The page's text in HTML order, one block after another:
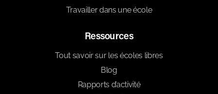
Travailler dans une école
Ressources
Tout savoir sur les écoles libres
Blog
Rapports d’activité